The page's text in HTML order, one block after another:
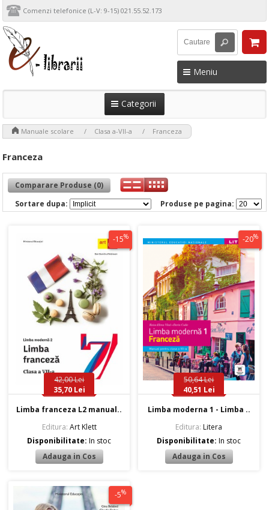
Comenzi telefonice (L-V: 9-15) 021.55.52.173
Meniu
Categorii
Manuale scolare Clasa a-VII-a Franceza
Franceza
Comparare Produse (0)
Produse pe pagina:
Sortare dupa:
-15%
42,00 Lei
35,70 Lei
Limba franceza L2 manual..
Editura: Art Klett
Disponibilitate:In stoc
-20%
50,64 Lei
40,51 Lei
Limba moderna 1 - Limba ..
Editura: Litera
Disponibilitate:In stoc
-5%